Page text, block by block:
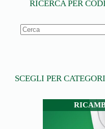
RICERCA PER
SCEGLI PER